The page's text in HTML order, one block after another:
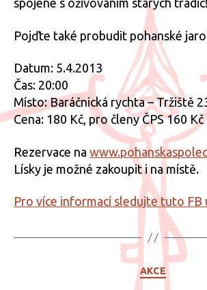
spojené s oživováním starých tradic!
Pojďte také probudit pohanské
Datum: 5.4.2013
Čas: 20:00
Místo: Baráčnická rychta – Tržiště
Cena: 180 Kč, pro členy ČPS 160 Kč
Rezervace na
Lísky je možné zakoupit i na místě.
Pro více informací sledujte tuto FB
Rubriky
AKCE